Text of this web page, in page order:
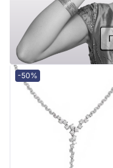
-50%